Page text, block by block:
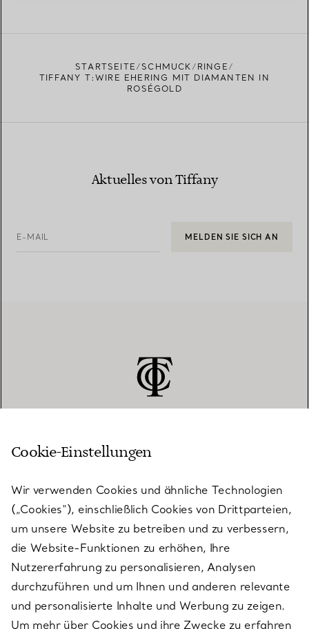
STARTSEITE SCHMUCK
RINGE
TIFFANY T:WIRE EHERING MIT DIAMANTEN IN
ROSÉGOLD
Aktuelles von Tiffany
E-MAIL MELDEN SIE SICH AN
KUNDENSERVICE
SERVICES
ÜBER TIFFANY & CO.
RECHTLICHE HINWEISE
Cookie-Einstellungen
Wir verwenden Cookies und ähnliche Technologien
(„Cookies“), einschließlich Cookies von Drittparteien,
um unsere Website zu betreiben und zu verbessern,
die Website-Funktionen zu erhöhen, Ihre
Nutzererfahrung zu personalisieren, Analysen
durchzuführen und um Ihnen und anderen relevante
und personalisierte Inhalte und Werbung zu zeigen.
Um mehr über Cookies und ihre Zwecke zu erfahren